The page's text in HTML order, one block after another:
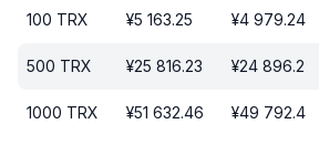
100 TRX ¥5 163.25 ¥4 979.24
500 TRX ¥25 816.23 ¥24 896.2
1000 TRX ¥51 632.46 ¥49 792.4